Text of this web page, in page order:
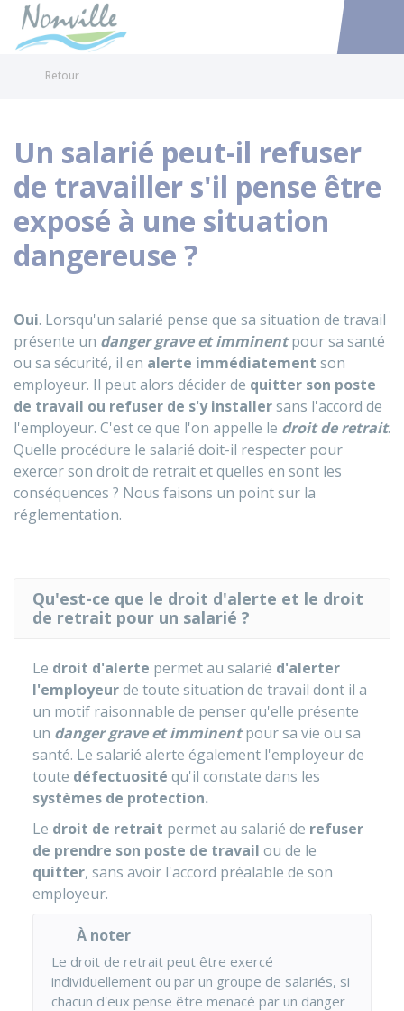
Accéder
Retour
Un salarié peut-il refuser
de travailler s'il pense être
exposé à une situation
dangereuse ?
Oui. Lorsqu'un salarié pense que sa situation de travail
présente un danger grave et imminentpour sa santé
ou sa sécurité, il en alerte immédiatement son
employeur. Il peut alors décider de quitter son poste
de travail ou refuser de s'y installersans l'accord de
l'employeur. C'est ce que l'on appelle le droit de retrait.
Quelle procédure le salarié doit-il respecter pour
exercer son droit de retrait et quelles en sont les
conséquences ? Nous faisons un point sur la
réglementation.
Qu'est-ce que le droit d'alerte et le droit
de retrait pour un salarié ?
Le droit d'alerte permet au salarié d'alerter
l'employeurde toute situation de travail dont il a
un motif raisonnable de penser qu'elle présente
un danger grave et imminent pour sa vie ou sa
santé. Le salarié alerte également l'employeur de
toute défectuosité qu'il constate dans les
systèmes de protection.
Le droit de retrait permet au salarié de refuser
de prendre son poste de travail ou de le
quitter, sans avoir l'accord préalable de son
employeur.
À noter
Le droit de retrait peut être exercé
individuellement ou par un groupe de salariés, si
chacun d'eux pense être menacé par un danger